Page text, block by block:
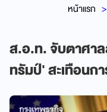
หน้าแรก
ส.อ.ท. จับตาศา
ทรัมป์' สะเทือนก